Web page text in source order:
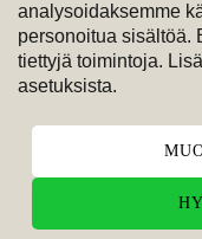
analysoidaksemme
personoitua sisältöä.
tiettyjä toimintoja.
asetuksista.
Maksutavat
M